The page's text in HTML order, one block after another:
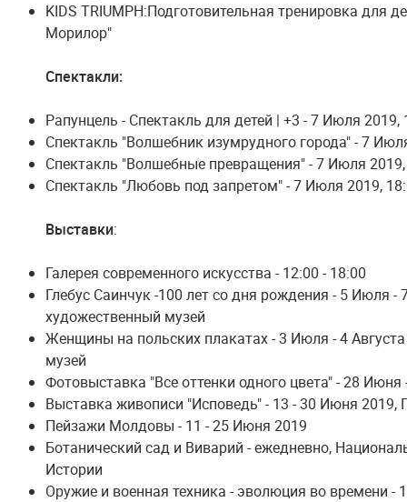
KIDS TRIUMPH:Подготовительная тренировка для
Морилор"
Спектакли:
Рапунцель - Спектакль для детей | +3 - 7 Июля 2019,
Спектакль "Волшебник изумрудного города" - 7
Спектакль "Волшебные превращения" - 7 Июля
Спектакль "Любовь под запретом" - 7 Июля 2019,
Выставки:
Галерея современного искусства - 12:00 - 18:00
Глебус Саинчук -100 лет со дня рождения - 5 Июля
художественный музей
Женщины на польских плакатах - 3 Июля - 4
музей
Фотовыставка "Все оттенки одного цвета" - 28
Выставка живописи "Исповедь" - 13 - 30 Июня 2019,
Пейзажи Молдовы - 11 - 25 Июня 2019
Ботанический сад и Виварий - ежедневно,
Истории
Оружие и военная техника - эволюция во времени -